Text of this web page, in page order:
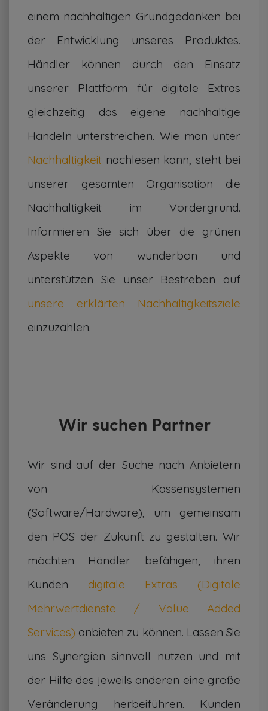
einem nachhaltigen Grundgedanken bei
der Entwicklung unseres Produktes.
Händler können durch den Einsatz
unserer Plattform für digitale Extras
gleichzeitig das eigene nachhaltige
Handeln unterstreichen. Wie man unter
Nachhaltigkeit nachlesen kann, steht bei
unserer gesamten Organisation die
Nachhaltigkeit im Vordergrund.
Informieren Sie sich über die grünen
Aspekte von wunderbon und
unterstützen Sie unser Bestreben auf
unsere erklärten Nachhaltigkeitsziele
einzuzahlen.
Wir suchen Partner
Wir sind auf der Suche nach Anbietern
von Kassensystemen
(Software/Hardware), um gemeinsam
den POS der Zukunft zu gestalten. Wir
möchten Händler befähigen, ihren
Kunden digitale Extras (Digitale
Mehrwertdienste / Value Added
Services) anbieten zu können. Lassen Sie
uns Synergien sinnvoll nutzen und mit
der Hilfe des jeweils anderen eine große
Veränderung herbeiführen. Kunden